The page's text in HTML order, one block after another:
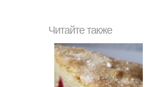
Читайте также